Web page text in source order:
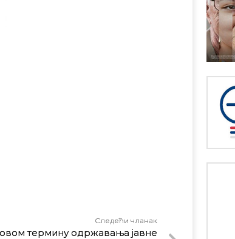
Следећи чланак
термину одржавања јавне